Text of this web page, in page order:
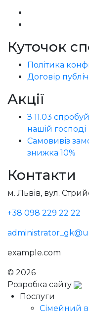
Куточок
Політика
Договір
Акції
З 11.03
нашій господі
Самовивіз
знижка 10%
Контакти
м. Львів, вул.
+38 098 229 22 22
example.com
© 2026
Розробка сайту
Послуги
Сімейний